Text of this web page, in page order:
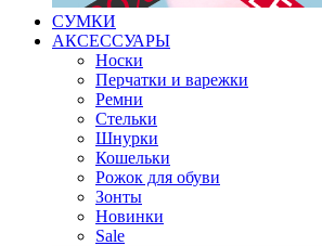
СУМКИ
АКСЕССУАРЫ
Носки
Перчатки и варежки
Ремни
Стельки
Шнурки
Кошельки
Рожок для обуви
Зонты
Новинки
Sale